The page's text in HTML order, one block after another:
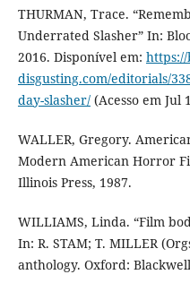
THURMAN, Trace.
Underrated Slasher” In:
2016. Disponível em:
disgusting.com/editorials/
day-slasher/(Acesso em Jul
WALLER, Gregory.
Modern American Horror
Illinois Press, 1987.
WILLIAMS, Linda. “Film
In: R. STAM; T. MILLER
anthology. Oxford: